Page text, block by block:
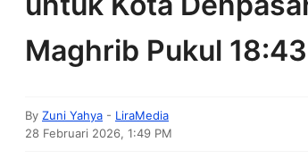
Maghrib Pukul
By Zuni Yahya - LiraMedia
28 Februari 2026, 1:49 PM